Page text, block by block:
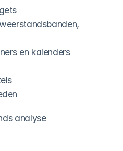
en kalenders
analyse